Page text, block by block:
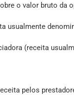
o valor bruto da
usualmente
(receita
pelos